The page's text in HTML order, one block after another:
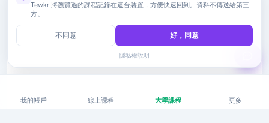
我的帳戶 線上課程 大學課程 更多
Tewkr 將瀏覽過的課程記錄在這台裝置，方便快速回到。資料不傳送給第三
方。
不同意 好，同意
隱私權說明